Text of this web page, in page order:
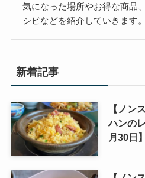
気になった場所やお得な商品
シピなどを紹介していきます。
新着記事
【ノン
ハンの
月30日】